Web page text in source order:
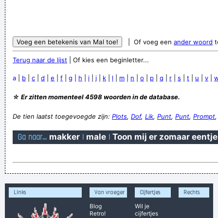
| Of voeg een ander woord
Terug naar de lijst | Of kies een beginletter...
a b c d e f g h i j k l m n o p q r s t u v
☆ Er zitten momenteel 4598 woorden in de database.
De tien laatst toegevoegde zijn: Plots, Dof, Lik, Punt, Punt, Prompt
Ga naar... makker | male | Toon mij er zomaar
Links
Van vroeger
Blog
Retro!
Cijfertjes
Wil je
cijfertjes
Rechts